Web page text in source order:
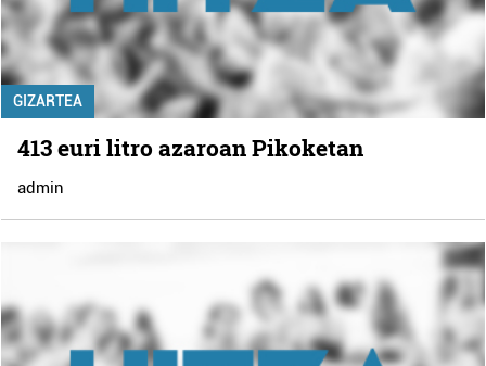
GIZARTEA
413 euri litro azaroan Pikoketan
admin